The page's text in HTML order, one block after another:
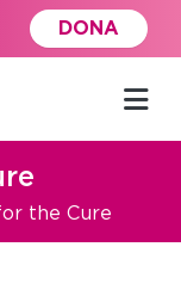
DONA
the Cure